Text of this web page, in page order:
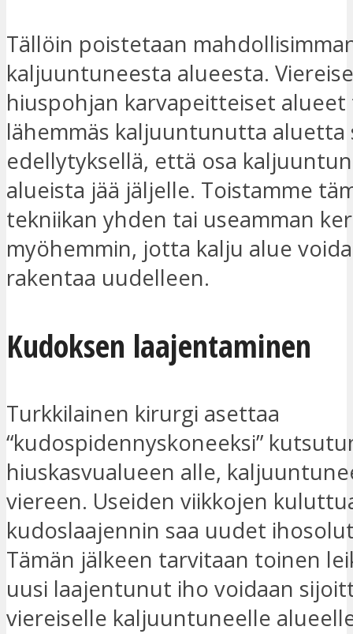
Tällöin poistetaan
kaljuuntuneesta alueesta.
hiuspohjan karvapeitteiset
lähemmäs kaljuuntunutta aluetta
edellytyksellä, että osa
alueista jää jäljelle. Toistamme
tekniikan yhden tai useamman
myöhemmin, jotta kalju alue
rakentaa uudelleen.
Kudoksen laajentaminen
Turkkilainen kirurgi asettaa
“kudospidennyskoneeksi”
hiuskasvualueen alle,
viereen. Useiden viikkojen
kudoslaajennin saa uudet
Tämän jälkeen tarvitaan toinen
uusi laajentunut iho voidaan
viereiselle kaljuuntuneelle